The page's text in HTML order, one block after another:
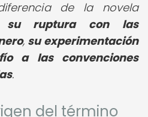
de la novela
su ruptura con las
, su experimentación
a las convenciones
.
del término